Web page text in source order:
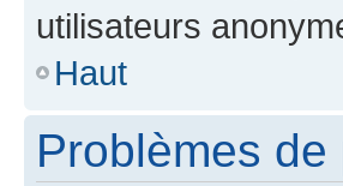
utilisateurs
Haut
Problèmes